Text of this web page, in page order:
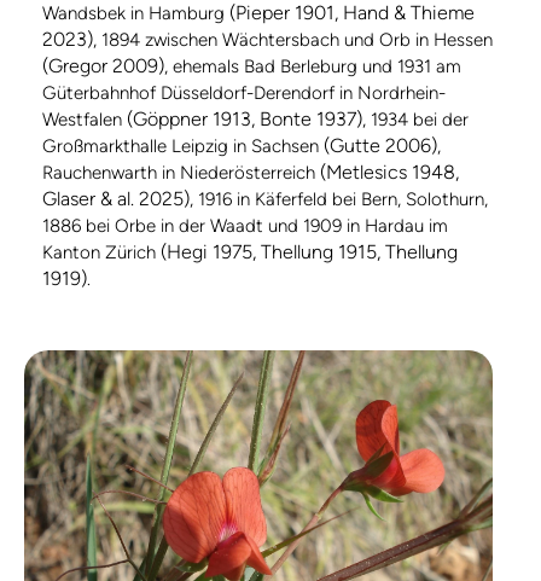
Wandsbek in Hamburg (Pieper 1901, Hand & Thieme
2023), 1894 zwischen Wächtersbach und Orb in Hessen
(Gregor 2009), ehemals Bad Berleburg und 1931 am
Güterbahnhof Düsseldorf-Derendorf in Nordrhein-
Westfalen (Göppner 1913, Bonte 1937), 1934 bei der
Großmarkthalle Leipzig in Sachsen (Gutte 2006),
Rauchenwarth in Niederösterreich (Metlesics 1948,
Glaser & al. 2025), 1916 in Käferfeld bei Bern, Solothurn,
1886 bei Orbe in der Waadt und 1909 in Hardau im
Kanton Zürich (Hegi 1975, Thellung 1915, Thellung
1919).